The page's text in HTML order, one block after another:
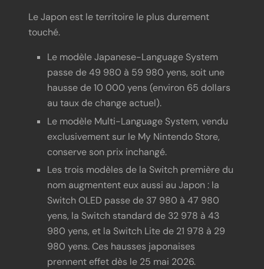
Le Japon est le territoire le plus durement
touché.
Le modèle Japanese-Language System
passe de 49 980 à 59 980 yens, soit une
hausse de 10 000 yens (environ 65 dollars
au taux de change actuel).
Le modèle Multi-Language System, vendu
exclusivement sur le My Nintendo Store,
conserve son prix inchangé.
Les trois modèles de la Switch première du
nom augmentent eux aussi au Japon : la
Switch OLED passe de 37 980 à 47 980
yens, la Switch standard de 32 978 à 43
980 yens, et la Switch Lite de 21 978 à 29
980 yens. Ces hausses japonaises
prennent effet dès le 25 mai 2026.